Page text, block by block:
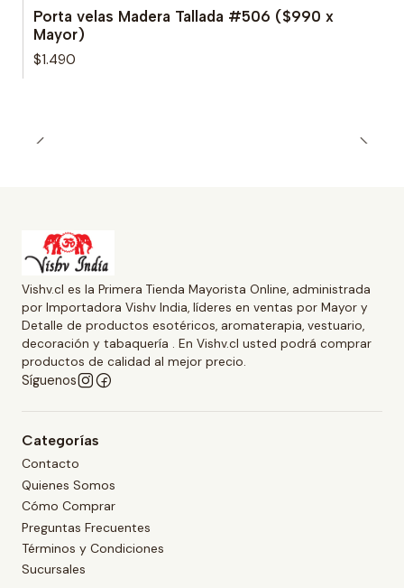
Porta velas Madera Tallada #506 ($990 x
Mayor)
$1.490
Vishv.cl es la Primera Tienda Mayorista Online, administrada
por Importadora Vishv India, líderes en ventas por Mayor y
Detalle de productos esotéricos, aromaterapia, vestuario,
decoración y tabaquería . En Vishv.cl usted podrá comprar
productos de calidad al mejor precio.
Síguenos
Categorías
Contacto
Quienes Somos
Cómo Comprar
Preguntas Frecuentes
Términos y Condiciones
Sucursales